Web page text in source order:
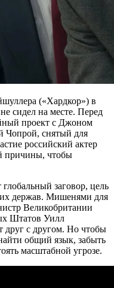
(«Хардкор») в
сидел на месте. Перед
проект с Джоном
Чопрой, снятый для
российский актер
причины, чтобы
заговор, цель
держав. Мишенями для
Великобритании
Штатов Уилл
друг с другом. Но чтобы
общий язык, забыть
масштабной угрозе.